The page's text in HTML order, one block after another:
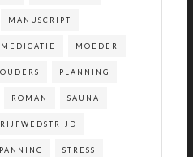
MANUSCRIPT
MEDICATIE MOEDER
OUDERS PLANNING
ROMAN SAUNA
STRESS